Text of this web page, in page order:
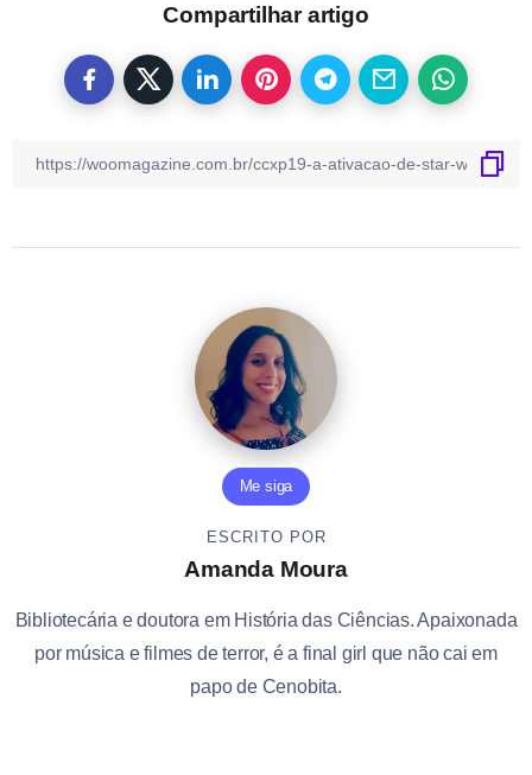
Compartilhar artigo
Me siga
ESCRITO POR
Amanda Moura
Bibliotecária e doutora em História das Ciências. Apaixonada
por música e filmes de terror, é a final girl que não cai em
papo de Cenobita.